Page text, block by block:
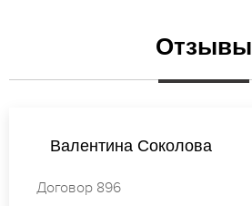
Отзывы
Наталья Соколова
Договор 655